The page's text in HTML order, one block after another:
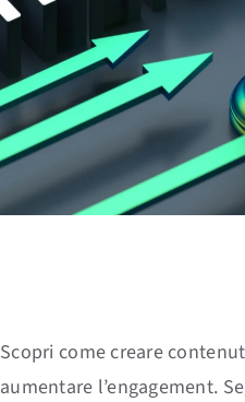
Scopri come creare
aumentare l’engagement.